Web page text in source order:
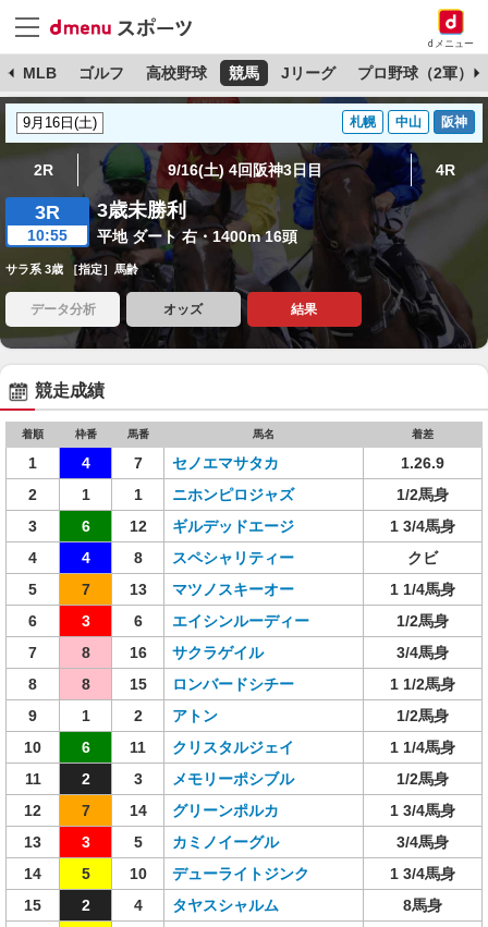
dメニュー
MLB ゴルフ 高校野球 競馬 Jリーグ プロ野球（2軍）
札幌 中山 阪神
2R 9/16(土) 4回阪神3日目 4R
3R
10:55
3歳未勝利
平地 ダート 右・1400m 16頭
サラ系 3歳 ［指定］馬齢
データ分析 オッズ 結果
競走成績
着順 枠番 馬番 馬名 着差
1 4 7 セノエマサタカ
1.26.9
2
1 1 ニホンピロジャズ
1/2馬身
3
6 12 ギルデッドエージ
1 3/4馬身
4
4 8 スペシャリティー
クビ
5
7 13 マツノスキーオー
1 1/4馬身
6
3 6 エイシンルーディー
1/2馬身
7
8 16 サクラゲイル
3/4馬身
8
8 15 ロンバードシチー
1 1/2馬身
9
1 2 アトン
1/2馬身
10
6 11 クリスタルジェイ
1 1/4馬身
11
2 3 メモリーポシブル
1/2馬身
12
7 14 グリーンポルカ
1 3/4馬身
13
3 5 カミノイーグル
3/4馬身
14
5 10 デューライトジンク
1 3/4馬身
15
2 4 タヤスシャルム
8馬身